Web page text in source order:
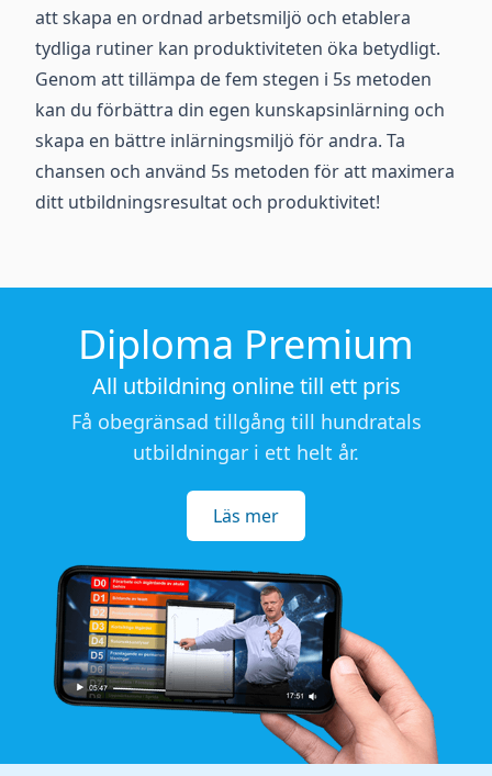
att skapa en ordnad arbetsmiljö och etablera
tydliga rutiner kan produktiviteten öka betydligt.
Genom att tillämpa de fem stegen i 5s metoden
kan du förbättra din egen kunskapsinlärning och
skapa en bättre inlärningsmiljö för andra. Ta
chansen och använd 5s metoden för att maximera
ditt utbildningsresultat och produktivitet!
Diploma Premium
All utbildning online till ett pris
Få obegränsad tillgång till hundratals
utbildningar i ett helt år.
Läs mer